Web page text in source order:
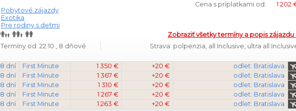
Cena s príplatkami od:
1 202
Pobytové zájazdy
Exotika
Pre rodiny s deťmi
Zobraziť všetky termíny a popis zájazdu
Termíny od: 22.10., 8 dňové
Strava: polpenzia, all Inclusive, ultra all
8 dní First Minute 1 350 € +20 €
odlet: Bratislava
8 dní First Minute 1 367 € +20 €
odlet: Bratislava
8 dní First Minute 1 310 € +20 €
odlet: Bratislava
8 dní First Minute 1 267 € +20 €
odlet: Bratislava
8 dní First Minute 1 263 € +20 €
odlet: Bratislava